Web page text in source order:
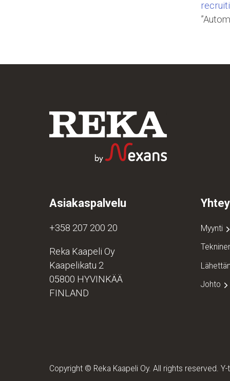
Asiakaspalvelu
+358 207 200 20
Reka Kaapeli Oy
Kaapelikatu 2
05800 HYVINKÄÄ
FINLAND
Myynti
Johto
Copyright © Reka Kaapeli Oy. All rights reserved.